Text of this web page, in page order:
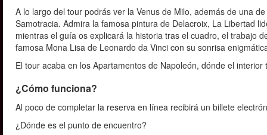
A lo largo del tour podrás ver la Venus de Milo, además de una
Samotracia. Admira la famosa pintura de Delacroix, La Libertad
mientras el guía os explicará la historia tras el cuadro, el trabajo
famosa Mona Lisa de Leonardo da Vinci con su sonrisa
El tour acaba en los Apartamentos de Napoleón, dónde el
¿Cómo funciona?
Al poco de completar la reserva en línea recibirá un billete
¿Dónde es el punto de encuentro?